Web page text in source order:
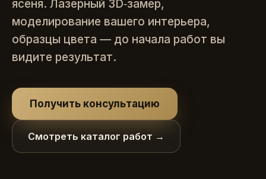
ясеня. Лазерный 3D‑замер,
моделирование вашего интерьера,
образцы цвета — до начала работ вы
видите результат.
Получить консультацию
Смотреть каталог работ →